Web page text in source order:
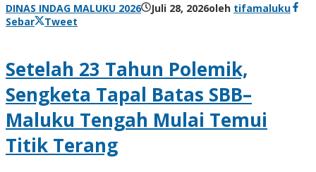
DINAS INDAG MALUKU 2026
Juli 28, 2026oleh tifamaluku
Sebar
Tweet
Setelah 23 Tahun Polemik,
Sengketa Tapal Batas SBB–
Maluku Tengah Mulai Temui
Titik Terang